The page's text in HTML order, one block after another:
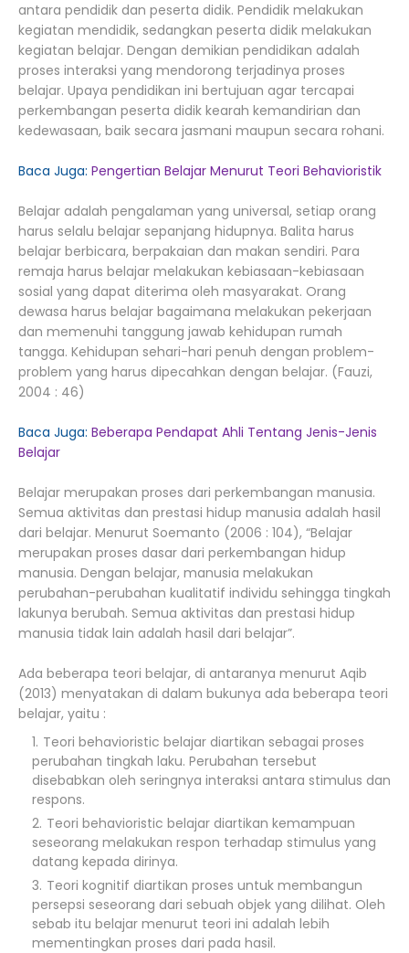
antara pendidik dan peserta didik. Pendidik melakukan
kegiatan mendidik, sedangkan peserta didik melakukan
kegiatan belajar. Dengan demikian pendidikan adalah
proses interaksi yang mendorong terjadinya proses
belajar. Upaya pendidikan ini bertujuan agar tercapai
perkembangan peserta didik kearah kemandirian dan
kedewasaan, baik secara jasmani maupun secara rohani.
Baca Juga: Pengertian Belajar Menurut Teori Behavioristik
Belajar adalah pengalaman yang universal, setiap orang
harus selalu belajar sepanjang hidupnya. Balita harus
belajar berbicara, berpakaian dan makan sendiri. Para
remaja harus belajar melakukan kebiasaan-kebiasaan
sosial yang dapat diterima oleh masyarakat. Orang
dewasa harus belajar bagaimana melakukan pekerjaan
dan memenuhi tanggung jawab kehidupan rumah
tangga. Kehidupan sehari-hari penuh dengan problem-
problem yang harus dipecahkan dengan belajar. (Fauzi,
2004 : 46)
Baca Juga: Beberapa Pendapat Ahli Tentang Jenis-Jenis
Belajar
Belajar merupakan proses dari perkembangan manusia.
Semua aktivitas dan prestasi hidup manusia adalah hasil
dari belajar. Menurut Soemanto (2006 : 104), “Belajar
merupakan proses dasar dari perkembangan hidup
manusia. Dengan belajar, manusia melakukan
perubahan-perubahan kualitatif individu sehingga tingkah
lakunya berubah. Semua aktivitas dan prestasi hidup
manusia tidak lain adalah hasil dari belajar”.
Ada beberapa teori belajar, di antaranya menurut Aqib
(2013) menyatakan di dalam bukunya ada beberapa teori
belajar, yaitu :
Teori behavioristic belajar diartikan sebagai proses
perubahan tingkah laku. Perubahan tersebut
disebabkan oleh seringnya interaksi antara stimulus dan
respons.
Teori behavioristic belajar diartikan kemampuan
seseorang melakukan respon terhadap stimulus yang
datang kepada dirinya.
Teori kognitif diartikan proses untuk membangun
persepsi seseorang dari sebuah objek yang dilihat. Oleh
sebab itu belajar menurut teori ini adalah lebih
mementingkan proses dari pada hasil.